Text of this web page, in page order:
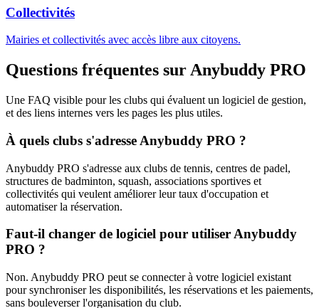
Collectivités
Mairies et collectivités avec accès libre aux citoyens.
Questions fréquentes sur Anybuddy PRO
Une FAQ visible pour les clubs qui évaluent un logiciel de gestion,
et des liens internes vers les pages les plus utiles.
À quels clubs s'adresse Anybuddy PRO ?
Anybuddy PRO s'adresse aux clubs de tennis, centres de padel,
structures de badminton, squash, associations sportives et
collectivités qui veulent améliorer leur taux d'occupation et
automatiser la réservation.
Faut-il changer de logiciel pour utiliser Anybuddy
PRO ?
Non. Anybuddy PRO peut se connecter à votre logiciel existant
pour synchroniser les disponibilités, les réservations et les paiements,
sans bouleverser l'organisation du club.